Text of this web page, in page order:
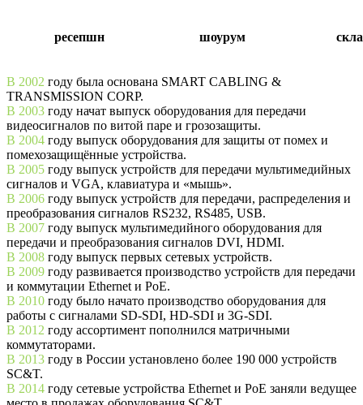
ресепшн шоурум
В 2002 году была основана SMART CABLING &
TRANSMISSION CORP.
В 2003 году начат выпуск оборудования для передачи
видеосигналов по витой паре и грозозащиты.
В 2004 году выпуск оборудования для защиты от помех и
помехозащищённые устройства.
В 2005 году выпуск устройств для передачи мультимедийных
сигналов и VGA, клавиатура и «мышь».
В 2006 году выпуск устройств для передачи, распределения и
преобразования сигналов RS232, RS485, USB.
В 2007 году выпуск мультимедийного оборудования для
передачи и преобразования сигналов DVI, HDMI.
В 2008 году выпуск первых сетевых устройств.
В 2009 году развивается производство устройств для передачи
и коммутации Ethernet и PoE.
В 2010 году было начато производство оборудования для
работы с сигналами SD-SDI, HD-SDI и 3G-SDI.
В 2012 году ассортимент пополнился матричными
коммутаторами.
В 2013 году в России установлено более 190 000 устройств
SC&T.
В 2014 году сетевые устройства Ethernet и PoE заняли ведущее